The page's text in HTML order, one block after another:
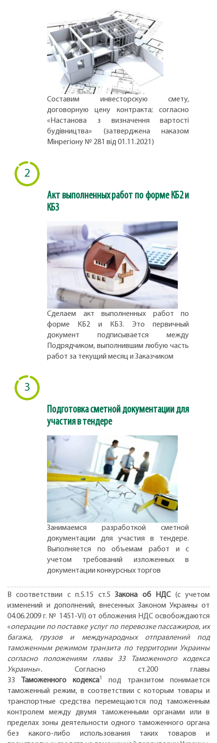
Составим инвесторскую смету,
договорную цену контракта; согласно
«Настанова з визначення вартості
будівництва» (затверджена наказом
Мінрегіону № 281 від 01.11.2021)
2
Акт выполненных работ по форме КБ2 и
КБ3
Сделаем акт выполненных работ по
форме КБ2 и КБ3. Это первичный
документ подписывается между
Подрядчиком, выполнившим любую часть
работ за текущий месяц и Заказчиком
3
Подготовка сметной документации для
участия в тендере
Занимаемся разработкой сметной
документации для участия в тендере.
Выполняется по объемам работ и с
учетом требований изложенных в
документации конкурсных торгов
В соответствии с п.5.15 ст.5Закона об НДС(с учетом
изменений и дополнений, внесенных Законом Украины от
04.06.2009 г. № 1451-VI) от обложения НДС освобождаются
«операции по поставке услуг по перевозке пассажиров, их
багажа, грузов и международных отправлений под
таможенным режимом транзита по территории Украины
согласно положениям главы 33 Таможенного кодекса
Украины». Согласно ст.200 главы
33
Таможенного кодекса1
под транзитом понимается
таможенный режим, в соответствии с которым товары и
транспортные средства перемещаются под таможенным
контролем между двумя таможенными органами или в
пределах зоны деятельности одного таможенного органа
без какого-либо использования таких товаров и